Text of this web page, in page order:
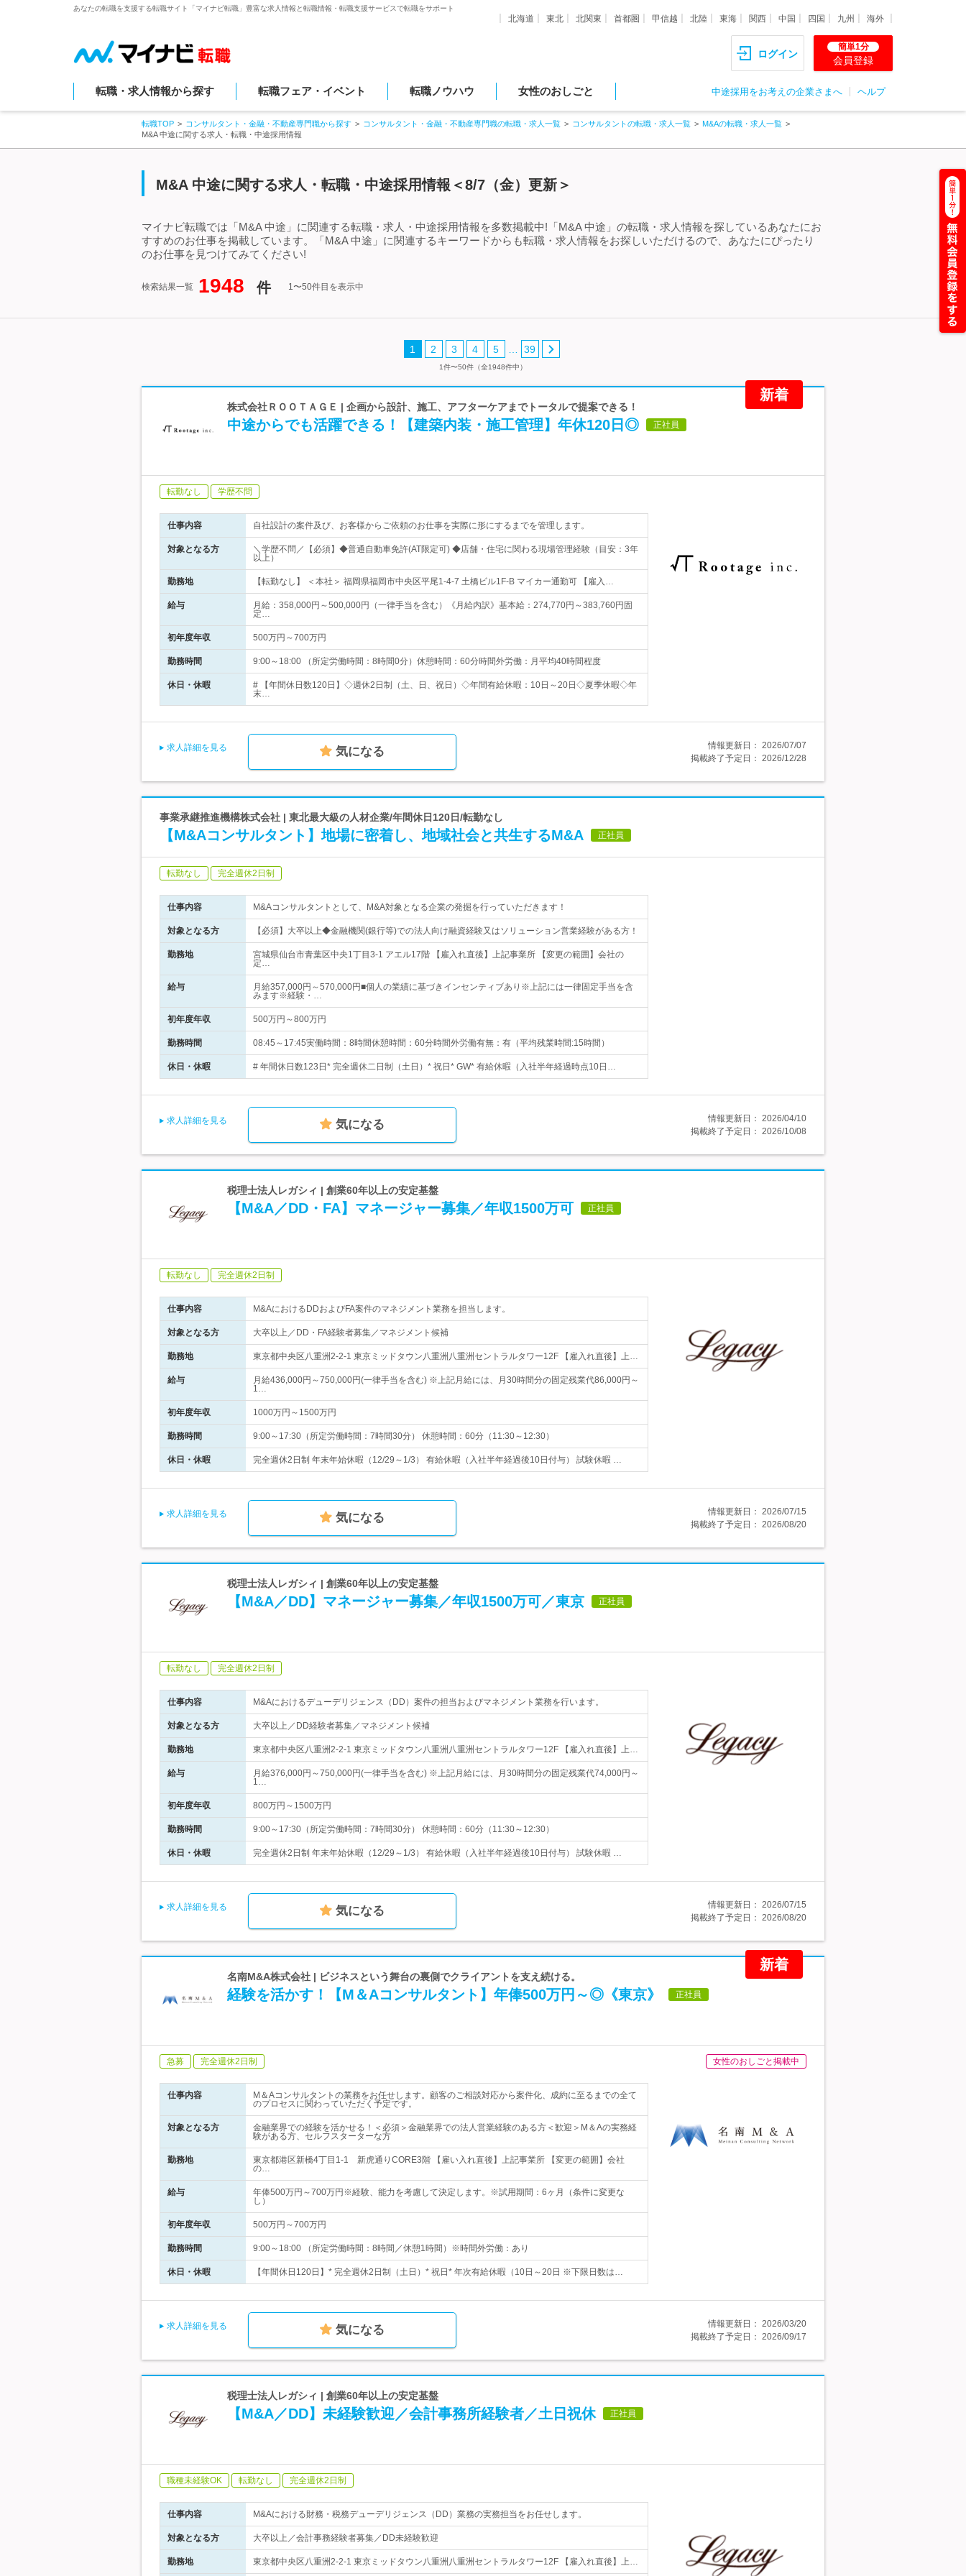
あなたの転職を支援する転職サイト「マイナビ転職」豊富な求人情報と転職情報・転職支援サービスで転職をサポート
北海道 東北 北関東 首都圏 甲信越 北陸 東海 関西 中国 四国 九州 海外
ログイン
簡単1分
会員登録
転職・求人情報から探す 転職フェア・イベント 転職ノウハウ 女性のおしごと 中途採用をお考えの企業さまへ ヘルプ
転職TOP コンサルタント・金融・不動産専門職から探す コンサルタント・金融・不動産専門職の転職・求人一覧 コンサルタントの転職・求人一覧
M&Aの転職・求人一覧
M&A 中途に関する求人・転職・中途採用情報
M&A 中途に関する求人・転職・中途採用情報＜8/7（金）更新＞
マイナビ転職では「M&A 中途」に関連する転職・求人・中途採用情報を多数掲載中!「M&A 中途」の転職・求人情報を探しているあなたにお
すすめのお仕事を掲載しています。「M&A 中途」に関連するキーワードからも転職・求人情報をお探しいただけるので、あなたにぴったり
のお仕事を見つけてみてください!
検索結果一覧 1948 件 1〜50件目を表示中
1 2 3 4 5 39
1件〜50件（全1948件中）
新着
株式会社ＲＯＯＴＡＧＥ | 企画から設計、施工、アフターケアまでトータルで提案できる！
中途からでも活躍できる！【建築内装・施工管理】年休120日◎ 正社員
転勤なし 学歴不問
仕事内容 自社設計の案件及び、お客様からご依頼のお仕事を実際に形にするまでを管理します。
対象となる方
＼学歴不問／【必須】◆普通自動車免許(AT限定可) ◆店舗・住宅に関わる現場管理経験（目安：3年
以上）
勤務地 【転勤なし】 ＜本社＞ 福岡県福岡市中央区平尾1‐4‐7 土橋ビル1F-B マイカー通勤可 【雇入…
給与
月給：358,000円～500,000円（一律手当を含む）《月給内訳》基本給：274,770円～383,760円固
定…
初年度年収 500万円～700万円
勤務時間 9:00～18:00 （所定労働時間：8時間0分）休憩時間：60分時間外労働：月平均40時間程度
休日・休暇
# 【年間休日数120日】◇週休2日制（土、日、祝日）◇年間有給休暇：10日～20日◇夏季休暇◇年
末…
求人詳細を見る 気になる 情報更新日： 2026/07/07
掲載終了予定日： 2026/12/28
事業承継推進機構株式会社 | 東北最大級の人材企業/年間休日120日/転勤なし
【M&Aコンサルタント】地場に密着し、地域社会と共生するM&A 正社員
転勤なし 完全週休2日制
仕事内容 M&Aコンサルタントとして、M&A対象となる企業の発掘を行っていただきます！
対象となる方 【必須】大卒以上◆金融機関(銀行等)での法人向け融資経験又はソリューション営業経験がある方！
勤務地
宮城県仙台市青葉区中央1丁目3-1 アエル17階 【雇入れ直後】上記事業所 【変更の範囲】会社の
定…
給与
月給357,000円～570,000円■個人の業績に基づきインセンティブあり※上記には一律固定手当を含
みます※経験・…
初年度年収 500万円～800万円
勤務時間 08:45～17:45実働時間：8時間休憩時間：60分時間外労働有無：有（平均残業時間:15時間）
休日・休暇 # 年間休日数123日* 完全週休二日制（土日）* 祝日* GW* 有給休暇（入社半年経過時点10日…
求人詳細を見る 気になる 情報更新日： 2026/04/10
掲載終了予定日： 2026/10/08
税理士法人レガシィ | 創業60年以上の安定基盤
【M&A／DD・FA】マネージャー募集／年収1500万可 正社員
転勤なし 完全週休2日制
仕事内容 M&AにおけるDDおよびFA案件のマネジメント業務を担当します。
対象となる方 大卒以上／DD・FA経験者募集／マネジメント候補
勤務地 東京都中央区八重洲2-2-1 東京ミッドタウン八重洲八重洲セントラルタワー12F 【雇入れ直後】上…
給与
月給436,000円～750,000円(一律手当を含む) ※上記月給には、月30時間分の固定残業代86,000円～
1…
初年度年収 1000万円～1500万円
勤務時間 9:00～17:30（所定労働時間：7時間30分） 休憩時間：60分（11:30～12:30）
休日・休暇 完全週休2日制 年末年始休暇（12/29～1/3） 有給休暇（入社半年経過後10日付与） 試験休暇 …
求人詳細を見る 気になる 情報更新日： 2026/07/15
掲載終了予定日： 2026/08/20
税理士法人レガシィ | 創業60年以上の安定基盤
【M&A／DD】マネージャー募集／年収1500万可／東京 正社員
転勤なし 完全週休2日制
仕事内容 M&Aにおけるデューデリジェンス（DD）案件の担当およびマネジメント業務を行います。
対象となる方 大卒以上／DD経験者募集／マネジメント候補
勤務地 東京都中央区八重洲2-2-1 東京ミッドタウン八重洲八重洲セントラルタワー12F 【雇入れ直後】上…
給与
月給376,000円～750,000円(一律手当を含む) ※上記月給には、月30時間分の固定残業代74,000円～
1…
初年度年収 800万円～1500万円
勤務時間 9:00～17:30（所定労働時間：7時間30分） 休憩時間：60分（11:30～12:30）
休日・休暇 完全週休2日制 年末年始休暇（12/29～1/3） 有給休暇（入社半年経過後10日付与） 試験休暇 …
求人詳細を見る 気になる 情報更新日： 2026/07/15
掲載終了予定日： 2026/08/20
新着
名南M&A株式会社 | ビジネスという舞台の裏側でクライアントを支え続ける。
経験を活かす！【M＆Aコンサルタント】年俸500万円～◎《東京》 正社員
急募 完全週休2日制 女性のおしごと掲載中
仕事内容
M＆Aコンサルタントの業務をお任せします。顧客のご相談対応から案件化、成約に至るまでの全て
のプロセスに関わっていただく予定です。
対象となる方
金融業界での経験を活かせる！＜必須＞金融業界での法人営業経験のある方＜歓迎＞M＆Aの実務経
験がある方、セルフスターターな方
勤務地
東京都港区新橋4丁目1-1 新虎通りCORE3階 【雇い入れ直後】上記事業所 【変更の範囲】会社
の…
給与
年俸500万円～700万円※経験、能力を考慮して決定します。※試用期間：6ヶ月（条件に変更な
し）
初年度年収 500万円～700万円
勤務時間 9:00～18:00 （所定労働時間：8時間／休憩1時間）※時間外労働：あり
休日・休暇 【年間休日120日】* 完全週休2日制（土日）* 祝日* 年次有給休暇（10日～20日 ※下限日数は…
求人詳細を見る 気になる 情報更新日： 2026/03/20
掲載終了予定日： 2026/09/17
税理士法人レガシィ | 創業60年以上の安定基盤
【M&A／DD】未経験歓迎／会計事務所経験者／土日祝休 正社員
職種未経験OK 転勤なし 完全週休2日制
仕事内容 M&Aにおける財務・税務デューデリジェンス（DD）業務の実務担当をお任せします。
対象となる方 大卒以上／会計事務経験者募集／DD未経験歓迎
勤務地 東京都中央区八重洲2-2-1 東京ミッドタウン八重洲八重洲セントラルタワー12F 【雇入れ直後】上…